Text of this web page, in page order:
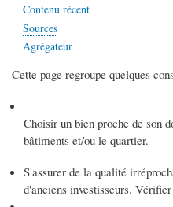
Contenu récent
Sources
Agrégateur
Cette page regroupe quelques
Choisir un bien proche de son
bâtiments et/ou le quartier.
S'assurer de la qualité
d'anciens investisseurs.